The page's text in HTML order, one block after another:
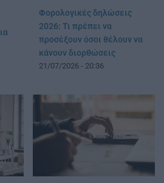
Φορολογικές δηλώσεις
2026: Τι πρέπει να
προσέξουν όσοι θέλουν να
κάνουν διορθώσεις
21/07/2026 - 20:36